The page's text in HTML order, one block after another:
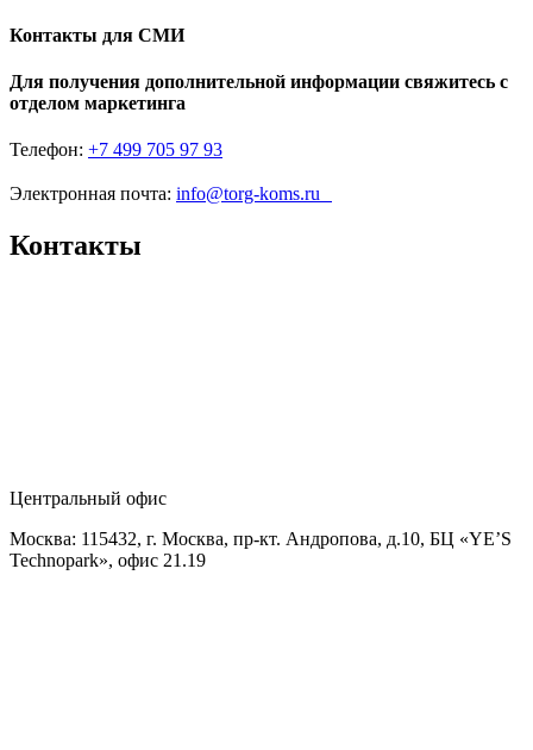
Контакты для СМИ
Для получения дополнительной информации свяжитесь с
отделом маркетинга
Телефон: +7 499 705 97 93
Электронная почта: info@torg-koms.ru
Контакты
Центральный офис
Москва: 115432, г. Москва, пр-кт. Андропова, д.10, БЦ «YE’S
Technopark», офис 21.19